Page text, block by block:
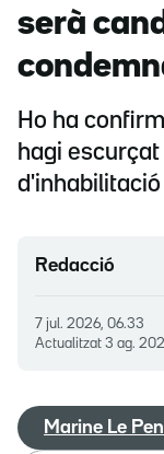
serà
Ho ha
hagi
Redacció
7 jul. 2026, 06.33
Actualitzat 3 ag.
Marine Le Pen